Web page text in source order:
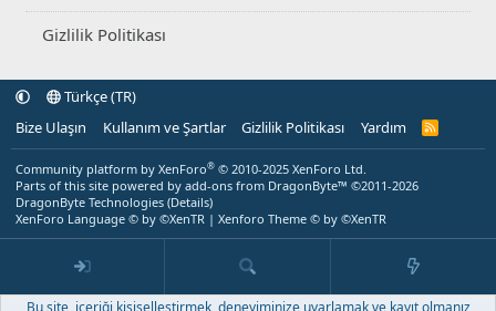
Gizlilik Politikası
Türkçe (TR)
Bize Ulaşın
Kullanım ve Şartlar Gizlilik Politikası Yardım
R
Community platform by XenForo® © 2010-2025 XenForo Ltd.
Parts of this site powered by add-ons from DragonByte™ ©2011-2026
DragonByte Technologies (Details)
XenForo Language © by ©XenTR | Xenforo Theme © by ©XenTR
Bu site, içeriği kişiselleştirmek, deneyiminize uyarlamak ve kayıt olmanız